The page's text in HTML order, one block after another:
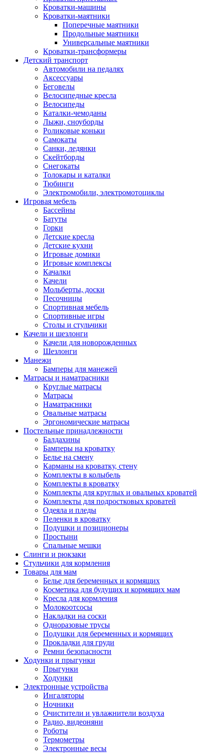
Кроватки-машины
Кроватки-маятники
Поперечные маятники
Продольные маятники
Универсальные маятники
Кроватки-трансформеры
Детский транспорт
Автомобили на педалях
Аксессуары
Беговелы
Велосипедные кресла
Велосипеды
Каталки-чемоданы
Лыжи, сноуборды
Роликовые коньки
Самокаты
Санки, ледянки
Скейтборды
Снегокаты
Толокары и каталки
Тюбинги
Электромобили, электромотоциклы
Игровая мебель
Бассейны
Батуты
Горки
Детские кресла
Детские кухни
Игровые домики
Игровые комплексы
Качалки
Качели
Мольберты, доски
Песочницы
Спортивная мебель
Спортивные игры
Столы и стульчики
Качели и шезлонги
Качели для новорожденных
Шезлонги
Манежи
Бамперы для манежей
Матрасы и наматрасники
Круглые матрасы
Матрасы
Наматрасники
Овальные матрасы
Эргономические матрасы
Постельные принадлежности
Балдахины
Бамперы на кроватку
Белье на смену
Карманы на кроватку, стену
Комплекты в колыбель
Комплекты в кроватку
Комплекты для круглых и овальных кроватей
Комплекты для подростковых кроватей
Одеяла и пледы
Пеленки в кроватку
Подушки и позиционеры
Простыни
Спальные мешки
Слинги и рюкзаки
Стульчики для кормления
Товары для мам
Белье для беременных и кормящих
Косметика для будущих и кормящих мам
Кресла для кормления
Молокоотсосы
Накладки на соски
Одноразовые трусы
Подушки для беременных и кормящих
Прокладки для груди
Ремни безопасности
Ходунки и прыгунки
Прыгунки
Ходунки
Электронные устройства
Ингаляторы
Ночники
Очистители и увлажнители воздуха
Радио, видеоняни
Роботы
Термометры
Электронные весы